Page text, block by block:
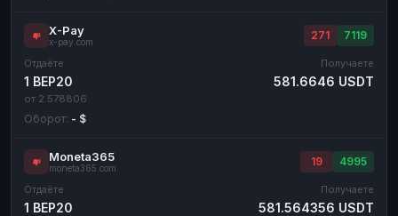
X-Pay
x-pay.com
271 7119
Отдаёте
1 BEP20
от 2.578806
Получаете
581.6646 USDT
Оборот: - $
Moneta365
moneta365.com
19 4995
Отдаёте
1 BEP20
Получаете
581.564356 USDT